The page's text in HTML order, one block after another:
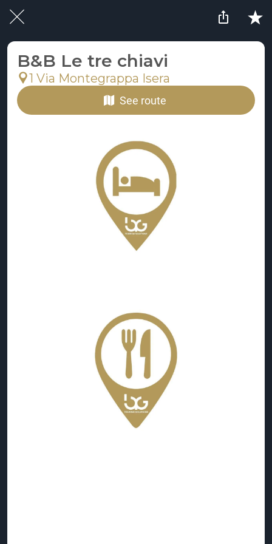
B&B Le tre chiavi
1 Via Montegrappa Isera
See route